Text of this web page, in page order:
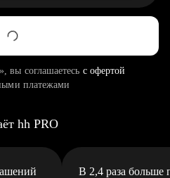
вы соглашаетесь с офертой
платежами
hh PRO
В 2,4 раза больше